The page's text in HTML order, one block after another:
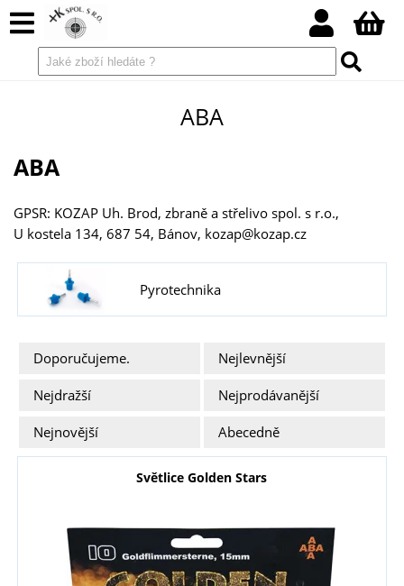
ABA
ABA
GPSR: KOZAP Uh. Brod, zbraně a střelivo spol. s r.o.,
U kostela 134, 687 54, Bánov, kozap@kozap.cz
Pyrotechnika
Doporučujeme.
Nejlevnější
Nejdražší
Nejprodávanější
Nejnovější
Abecedně
Světlice Golden Stars